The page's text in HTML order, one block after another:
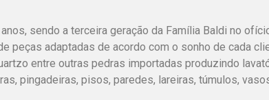
sendo a terceira geração da Família Baldi no
peças adaptadas de acordo com o sonho de cada
entre outras pedras importadas produzindo
pingadeiras, pisos, paredes, lareiras, túmulos,